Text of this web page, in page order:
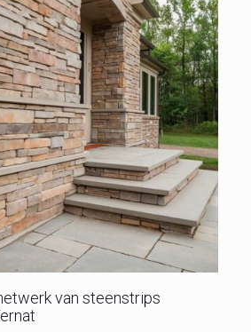
van steenstrips